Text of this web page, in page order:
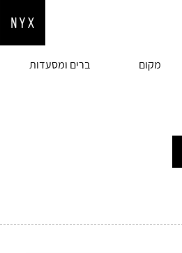
מקום ברים ומסעדות